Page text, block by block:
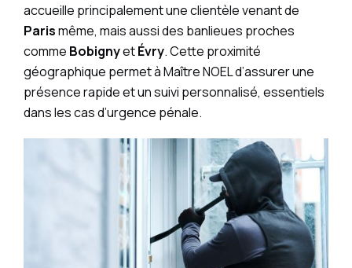
accueille principalement une clientèle venant de
Parismême, mais aussi des banlieues proches
comme BobignyetÉvry. Cette proximité
géographique permet à Maître NOEL d’assurer une
présence rapide et un suivi personnalisé, essentiels
dans les cas d’urgence pénale.